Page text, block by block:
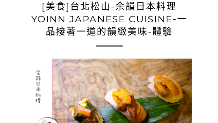
[美食]台北松山-余韻日本料理
YOINN JAPANESE CUISINE-一
品接著一道的韻緻美味-體驗